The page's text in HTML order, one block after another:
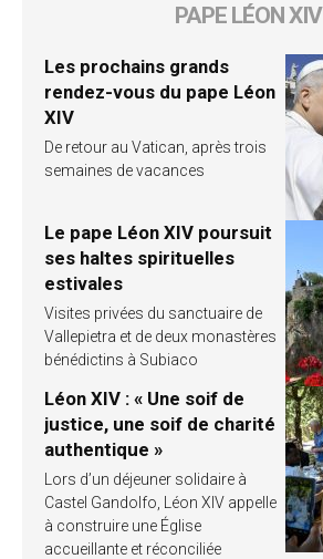
PAPE LÉON XIV
Les prochains grands
rendez-vous du pape Léon
XIV
De retour au Vatican, après trois
semaines de vacances
Le pape Léon XIV poursuit
ses haltes spirituelles
estivales
Visites privées du sanctuaire de
Vallepietra et de deux monastères
bénédictins à Subiaco
Léon XIV : « Une soif de
justice, une soif de charité
authentique »
Lors d’un déjeuner solidaire à
Castel Gandolfo, Léon XIV appelle
à construire une Église
accueillante et réconciliée